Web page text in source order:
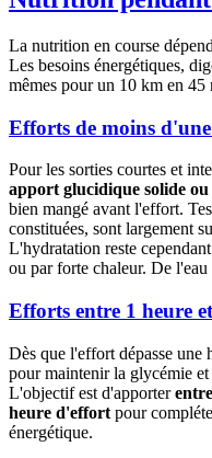
La nutrition en course
Les besoins énergétiques,
mêmes pour un 10 km en
Efforts de moins
Pour les sorties courtes et
apport glucidique solide ou
bien mangé avant l'effort.
constituées, sont largement
L'hydratation reste
ou par forte chaleur. De
Efforts entre 1 heure
Dès que l'effort dépasse
pour maintenir la glycémie et
L'objectif est d'apporter
heure d'effort pour
énergétique.